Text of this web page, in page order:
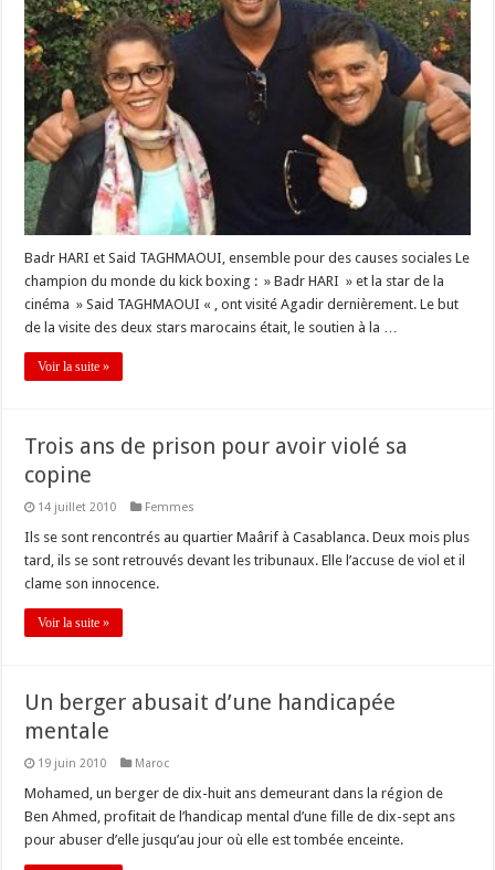
Badr HARI et Said TAGHMAOUI, ensemble pour des causes sociales Le
champion du monde du kick boxing : » Badr HARI » et la star de la
cinéma » Said TAGHMAOUI « , ont visité Agadir dernièrement. Le but
de la visite des deux stars marocains était, le soutien à la …
Voir la suite »
Trois ans de prison pour avoir violé sa
copine
14 juillet 2010 Femmes
Ils se sont rencontrés au quartier Maârif à Casablanca. Deux mois plus
tard, ils se sont retrouvés devant les tribunaux. Elle l’accuse de viol et il
clame son innocence.
Voir la suite »
Un berger abusait d’une handicapée
mentale
19 juin 2010 Maroc
Mohamed, un berger de dix-huit ans demeurant dans la région de
Ben Ahmed, profitait de l’handicap mental d’une fille de dix-sept ans
pour abuser d’elle jusqu’au jour où elle est tombée enceinte.